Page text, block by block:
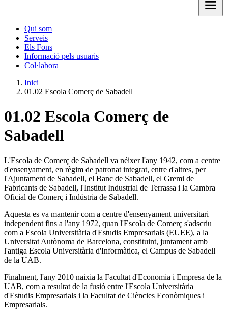
Qui som
Serveis
Els Fons
Informació pels usuaris
Col·labora
Inici
01.02 Escola Comerç de Sabadell
01.02 Escola Comerç de
Sabadell
L'Escola de Comerç de Sabadell va néixer l'any 1942, com a centre
d'ensenyament, en règim de patronat integrat, entre d'altres, per
l'Ajuntament de Sabadell, el Banc de Sabadell, el Gremi de
Fabricants de Sabadell, l'Institut Industrial de Terrassa i la Cambra
Oficial de Comerç i Indústria de Sabadell.
Aquesta es va mantenir com a centre d'ensenyament universitari
independent fins a l'any 1972, quan l'Escola de Comerç s'adscriu
com a Escola Universitària d'Estudis Empresarials (EUEE), a la
Universitat Autònoma de Barcelona, constituint, juntament amb
l'antiga Escola Universitària d'Informàtica, el Campus de Sabadell
de la UAB.
Finalment, l'any 2010 naixia la Facultat d'Economia i Empresa de la
UAB, com a resultat de la fusió entre l'Escola Universitària
d'Estudis Empresarials i la Facultat de Ciències Econòmiques i
Empresarials.